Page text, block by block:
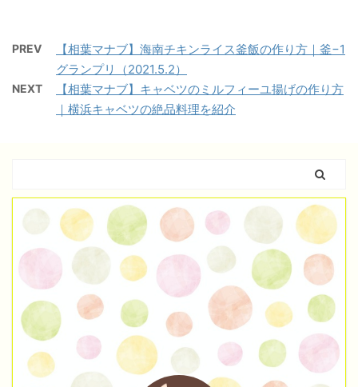
PREV
【相葉マナブ】海南チキンライス釜飯の作り方｜釜−1
グランプリ（2021.5.2）
NEXT
【相葉マナブ】キャベツのミルフィーユ揚げの作り方
｜横浜キャベツの絶品料理を紹介